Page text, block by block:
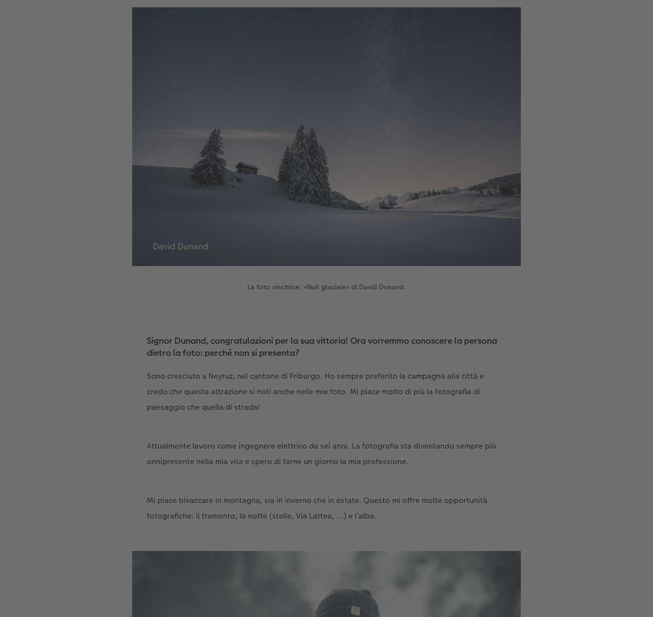
La foto vincitrice: «Nuit glaciale» di David Dunand.
Signor Dunand, congratulazioni per la sua vittoria! Ora vorremmo conoscere la persona
dietro la foto: perché non si presenta?
Sono cresciuto a Neyruz, nel cantone di Friburgo. Ho sempre preferito la campagna alla città e
credo che questa attrazione si noti anche nelle mie foto. Mi piace molto di più la fotografia di
paesaggio che quella di strada!
Attualmente lavoro come ingegnere elettrico da sei anni. La fotografia sta diventando sempre più
onnipresente nella mia vita e spero di farne un giorno la mia professione.
Mi piace bivaccare in montagna, sia in inverno che in estate. Questo mi offre molte opportunità
fotografiche: il tramonto, la notte (stelle, Via Lattea, ...) e l’alba.